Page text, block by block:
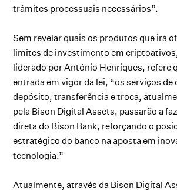
trâmites processuais necessários”.
Sem revelar quais os produtos que irá
limites de investimento em
liderado por António Henriques, refere
entrada em vigor da lei, “os serviços
depósito, transferência e troca,
pela Bison Digital Assets, passarão a
direta do Bison Bank, reforçando o
estratégico do banco na aposta em
tecnologia.”
Atualmente, através da Bison Digital